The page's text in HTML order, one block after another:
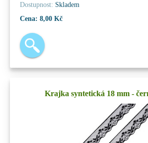
Dostupnost: Skladem
Cena: 8,00 Kč
Krajka syntetická 18 mm -